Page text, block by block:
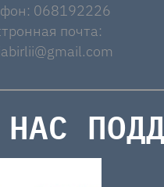
068192226
почта:
НАС